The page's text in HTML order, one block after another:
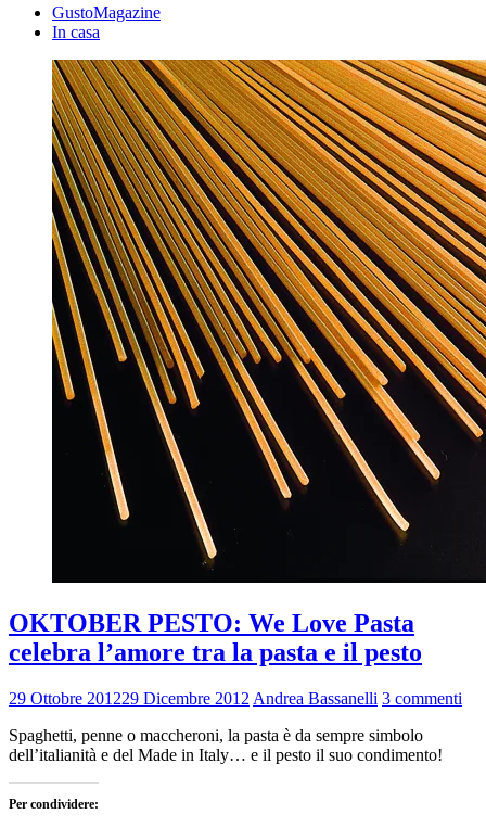
GustoMagazine
In casa
OKTOBER PESTO: We Love Pasta
celebra l’amore tra la pasta e il pesto
29 Ottobre 201229 Dicembre 2012 Andrea Bassanelli 3 commenti
Spaghetti, penne o maccheroni, la pasta è da sempre simbolo
dell’italianità e del Made in Italy… e il pesto il suo condimento!
Per condividere: